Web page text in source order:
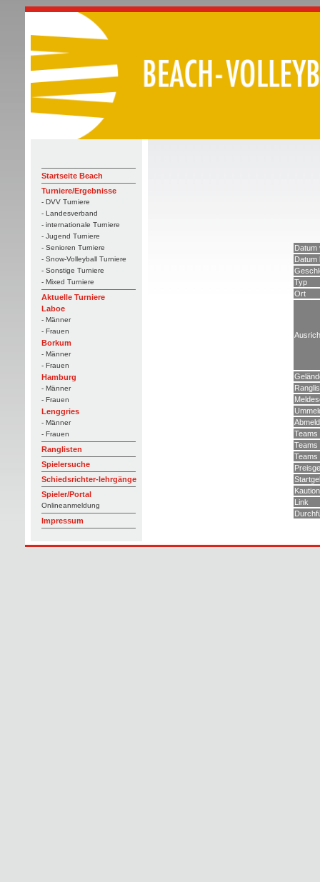
Startseite Beach
Turniere/Ergebnisse
- DVV Turniere
- Landesverband
- internationale Turniere
- Jugend Turniere
- Senioren Turniere
- Snow-Volleyball Turniere
- Sonstige Turniere
- Mixed Turniere
Aktuelle Turniere
Laboe
- Männer
- Frauen
Borkum
- Männer
- Frauen
Hamburg
- Männer
- Frauen
Lenggries
- Männer
- Frauen
Ranglisten
Spielersuche
Schiedsrichter-lehrgänge
Spieler/Portal
Onlineanmeldung
Impressum
Datum
Datum
Typ
Ort
Teams
Teams
Teams
Kaution
Link